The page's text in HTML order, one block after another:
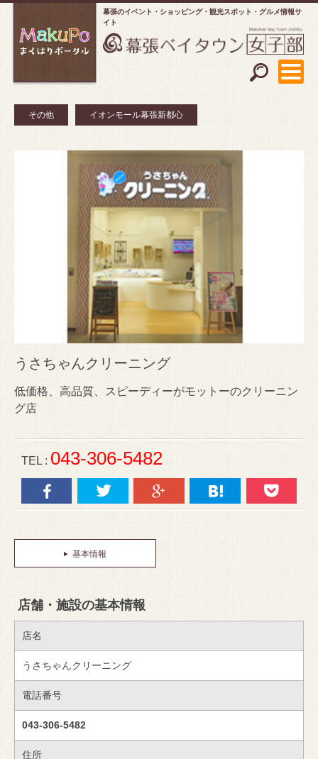
幕張のイベント・ショッピング
観光スポット・グルメ情報サ
イト
その他 イオンモール幕張新都心
うさちゃんクリーニング
低価格、高品質、スピーディーがモットーのクリーニン
グ店
TEL : 043-306-5482
基本情報
店舗・施設の基本情報
店名
うさちゃんクリーニング
電話番号
043-306-5482
住所